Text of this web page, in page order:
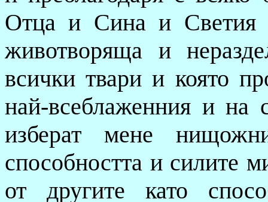
Отца и Сина и
животворяща и
всички твари и която
най-всеблаженния и на
изберат мене
способността и силите
от другите като